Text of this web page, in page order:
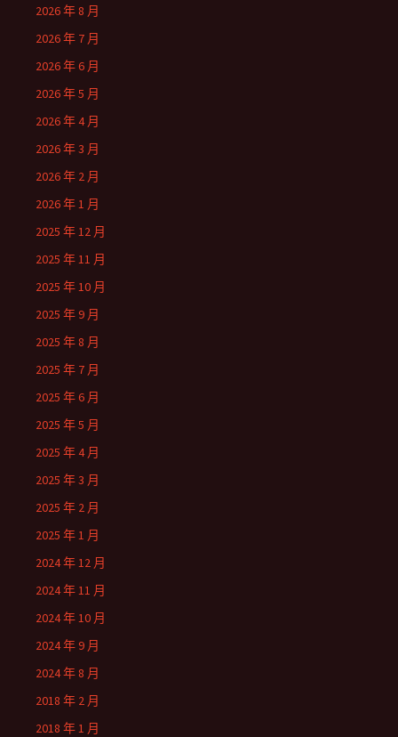
2026 年 8 月
2026 年 7 月
2026 年 6 月
2026 年 5 月
2026 年 4 月
2026 年 3 月
2026 年 2 月
2026 年 1 月
2025 年 12 月
2025 年 11 月
2025 年 10 月
2025 年 9 月
2025 年 8 月
2025 年 7 月
2025 年 6 月
2025 年 5 月
2025 年 4 月
2025 年 3 月
2025 年 2 月
2025 年 1 月
2024 年 12 月
2024 年 11 月
2024 年 10 月
2024 年 9 月
2024 年 8 月
2018 年 2 月
2018 年 1 月